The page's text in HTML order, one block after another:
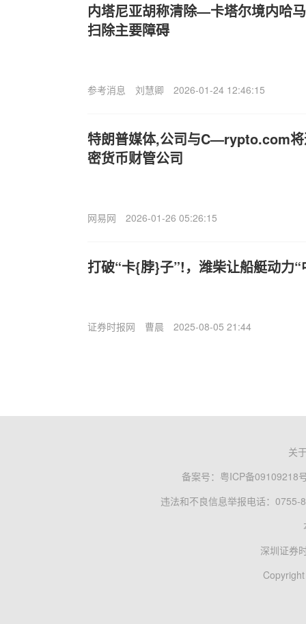
内塔尼亚胡称清除—卡塔尔境内哈
扫除主要障碍
参考消息 刘慧卿 2026-01-24 12:46:15
特朗普媒体,公司与C—rypto.com将
密货币财管公司
网易网 2026-01-26 05:26:15
打破“卡{脖}子”!，潍柴让船艇动力
证券时报网 曹晨 2025-08-05 21:44
关
备案号： 粤ICP备09109218
违法和不良信息举报电话：0755-
深圳证券